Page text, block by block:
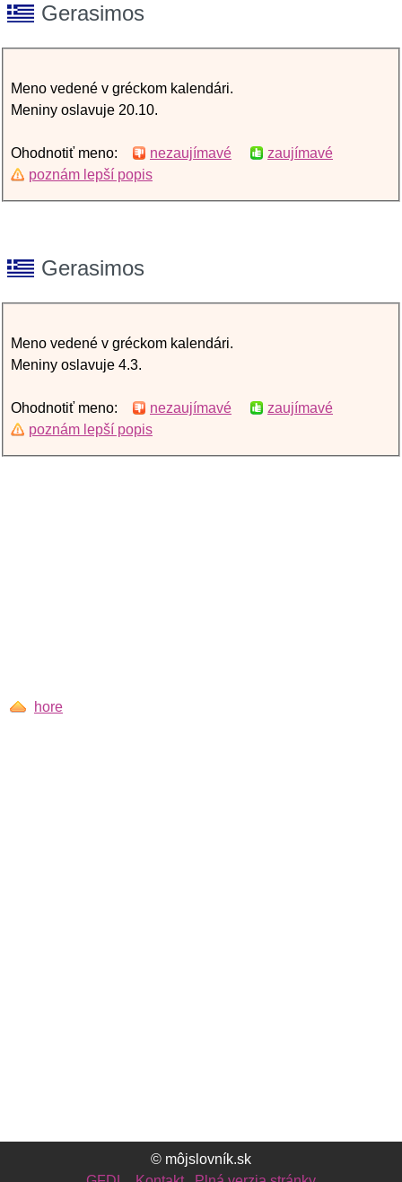
Gerasimos
Meno vedené v gréckom kalendári.
Meniny oslavuje 20.10.
Ohodnotiť meno: nezaujímavé
zaujímavé
poznám lepší popis
Gerasimos
Meno vedené v gréckom kalendári.
Meniny oslavuje 4.3.
Ohodnotiť meno: nezaujímavé
zaujímavé
poznám lepší popis
hore
© môjslovník.sk